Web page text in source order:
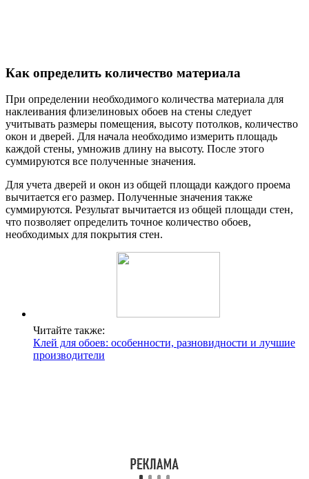
Как определить количество материала
При определении необходимого количества материала для
наклеивания флизелиновых обоев на стены следует
учитывать размеры помещения, высоту потолков, количество
окон и дверей. Для начала необходимо измерить площадь
каждой стены, умножив длину на высоту. После этого
суммируются все полученные значения.
Для учета дверей и окон из общей площади каждого проема
вычитается его размер. Полученные значения также
суммируются. Результат вычитается из общей площади стен,
что позволяет определить точное количество обоев,
необходимых для покрытия стен.
Читайте также:
Клей для обоев: особенности, разновидности и лучшие
производители